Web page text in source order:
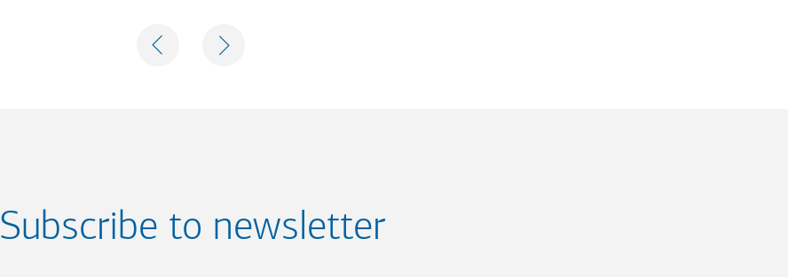
Subscribe to newsletter